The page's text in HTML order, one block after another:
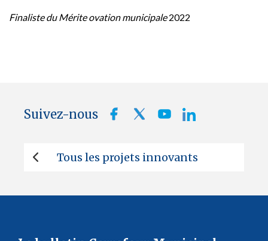
Finaliste du Mérite ovation municipale2022
Suivez-nous
Tous les projets innovants